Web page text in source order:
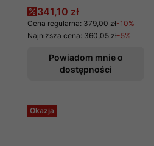
Novoterm Kerra
Cena promocyjna
341,10 zł
Cena regularna: 379,00 zł-10%
Najniższa cena: 360,05 zł-5%
Powiadom mnie o
dostępności
Okazja